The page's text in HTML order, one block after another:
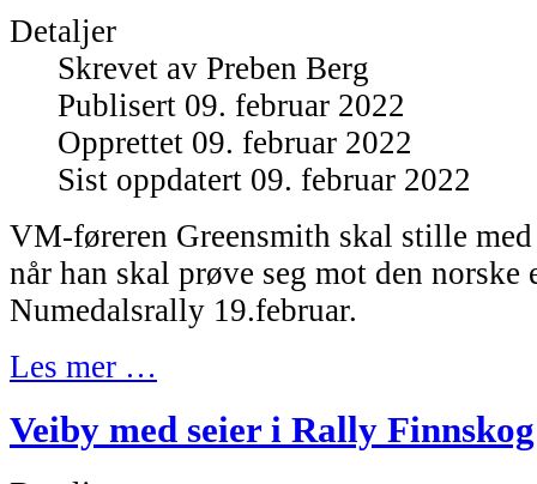
Detaljer
Skrevet av Preben Berg
Publisert 09. februar 2022
Opprettet 09. februar 2022
Sist oppdatert 09. februar 2022
VM-føreren Greensmith skal stille
når han skal prøve seg mot den norske
Numedalsrally 19.februar.
Les mer …
Veiby med seier i Rally Finnskog